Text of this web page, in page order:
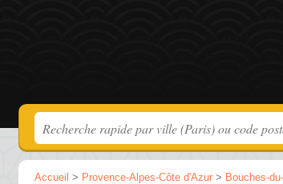
Accueil > Provence-Alpes-Côte d'Azur > Bouches-